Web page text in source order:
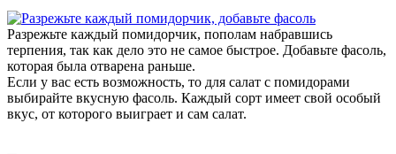
Разрежьте каждый помидорчик, пополам набравшись
терпения, так как дело это не самое быстрое. Добавьте фасоль,
которая была отварена раньше.
Если у вас есть возможность, то для салат с помидорами
выбирайте вкусную фасоль. Каждый сорт имеет свой особый
вкус, от которого выиграет и сам салат.